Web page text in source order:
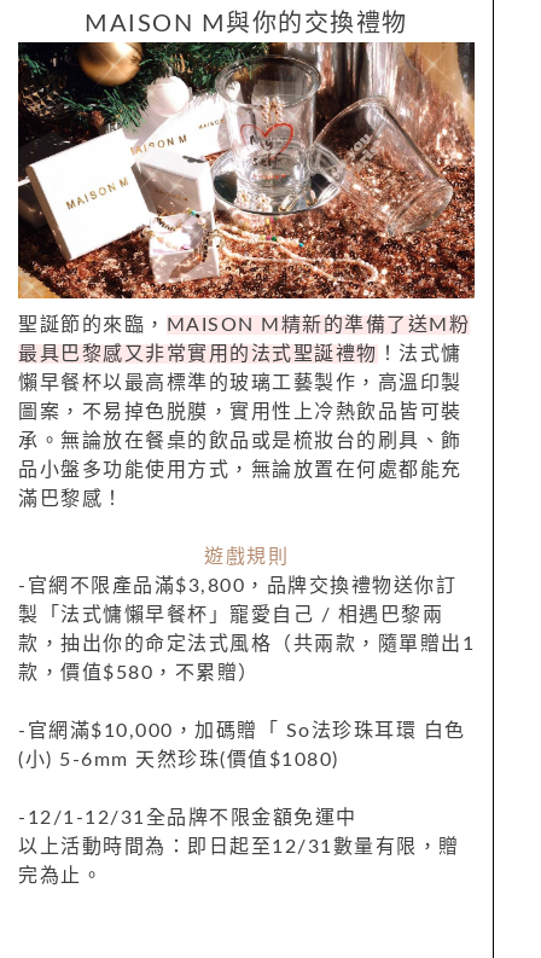
MAISON M與你的交換禮物
聖誕節的來臨，
MAISON M精新的準備了送M粉
最具巴黎感又非常實用的法式聖誕禮物 ！法式慵
懶早餐杯以最高標準的玻璃工藝製作，高溫印製
圖案，不易掉色脱膜，實用性上冷熱飲品皆可裝
承。無論放在餐桌的飲品或是梳妝台的刷具、飾
品小盤多功能使用方式，無論放置在何處都能充
滿巴黎感！
遊戲規則
-官網不限產品滿$3,800，品牌交換禮物送你訂
製「法式慵懶早餐杯」寵愛自己 / 相遇巴黎兩
款，抽出你的命定法式風格（共兩款，隨單贈出1
款，價值$580，不累贈）
-官網滿$10,000，加碼贈「 So法珍珠耳環 白色
(小) 5-6mm 天然珍珠(價值$1080)
-12/1-12/31全品牌不限金額免運中
以上活動時間為：即日起至12/31數量有限，贈
完為止。